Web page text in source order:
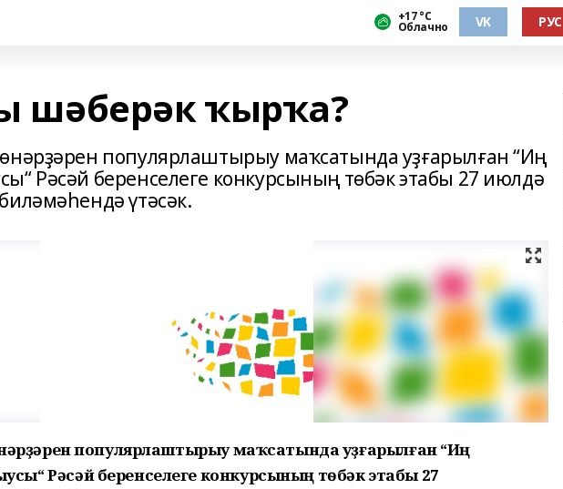
+17 °С
Облачно VK РУС
шәберәк ҡырҡа?
популярлаштырыу маҡсатында уҙғарылған “Иң
Рәсәй беренселеге конкурсының тѳбәк этабы 27 июлдә
үтәсәк.
популярлаштырыу маҡсатында уҙғарылған “Иң
Рәсәй беренселеге конкурсының тѳбәк этабы 27